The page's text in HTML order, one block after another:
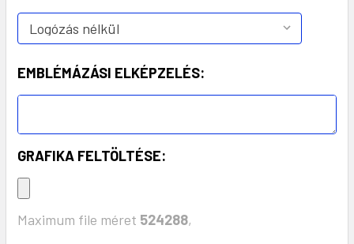
EMBLÉMÁZÁSI ELKÉPZELÉS:
GRAFIKA FELTÖLTÉSE:
Maximum file méret 524288,